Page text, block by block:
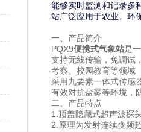
能够实时监测和记录多
站广泛应用于农业、环
一、产品简介
PQX9便携式气象站是
支持无线传输，免调试
考察、校园教育等领域
采用九要素一体式传感
有效对抗盐雾等环境，
二、产品特点
1.顶盖隐藏式超声波探
2.原理为发射连续变频